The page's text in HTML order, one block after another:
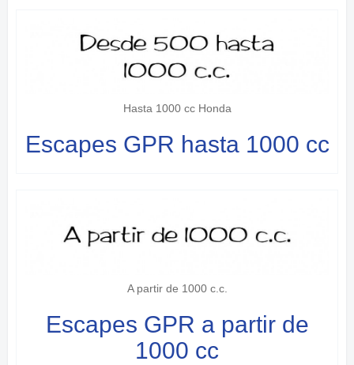
Hasta 1000 cc Honda
Escapes GPR hasta 1000 cc
A partir de 1000 c.c.
Escapes GPR a partir de
1000 cc